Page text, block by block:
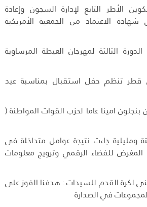
الأطر التابع لإدارة السجون وإعادة
الاعتماد من الجمعية الأمريكية
الثالثة لمهرجان العيطة المرساوية
تنظم حفل استقبال بمناسبة عيد
بنجلون امينا عاما لحزب القوات المواطنة (
ومليلية جاءت نتيجة عوامل متداخلة في
المغرض للفضاء الرقمي وترويج معلومات
لكرة القدم للسيدات : هدفنا الفوز على
في الصدارة